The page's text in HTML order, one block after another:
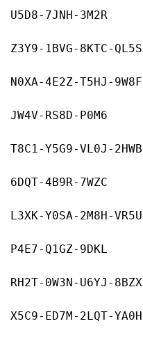
U5D8-7JNH-3M2R
Z3Y9-1BVG-8KTC-QL5S
N0XA-4E2Z-T5HJ-9W8F
JW4V-RS8D-P0M6
T8C1-Y5G9-VL0J-2HWB
6DQT-4B9R-7WZC
L3XK-Y0SA-2M8H-VR5U
P4E7-Q1GZ-9DKL
RH2T-0W3N-U6YJ-8BZX
X5C9-ED7M-2LQT-YA0H